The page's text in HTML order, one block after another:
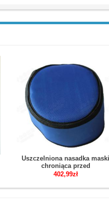
Uszczelniona nasadka maski
chroniąca przed
promieniowaniem 0,5mmpb
402,99zł